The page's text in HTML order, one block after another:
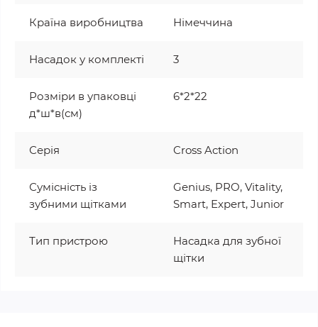
Країна виробництва Німеччина
Насадок у комплекті 3
Розміри в упаковці
д*ш*в(см)
6*2*22
Серія Cross Action
Сумісність із
зубними щітками
Genius, PRO, Vitality,
Smart, Expert, Junior
Тип пристрою
Насадка для зубної
щітки